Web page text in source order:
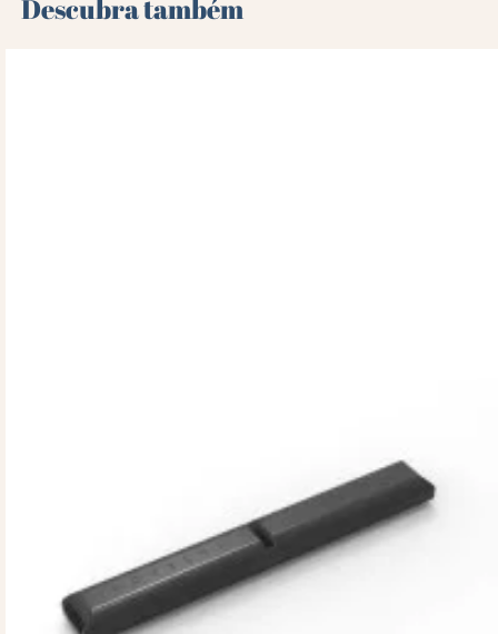
Descubra também 🌻